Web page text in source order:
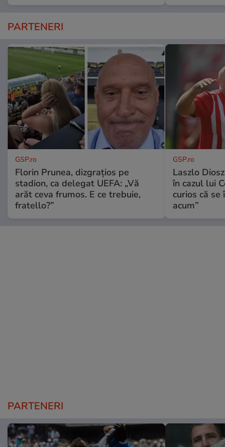
PARTENERI
GSP.ro
Florin Prunea, dizgrațios pe
stadion, ca delegat UEFA: „Vă
arăt ceva frumos. E ce trebuie,
fratello?”
GSP.ro
Laszlo
în cazul lui
curios că
acum”
PARTENERI